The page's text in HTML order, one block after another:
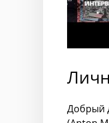
Добрый